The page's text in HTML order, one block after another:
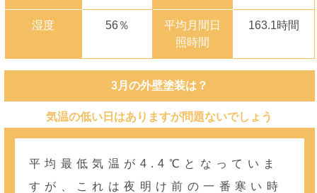
湿度 56％
平均月間日
照時間
163.1時間
3月の外壁塗装は？
気温の低い日はありますが問題ないでしょう
平均最低気温が4.4℃となっていま
すが、これは夜明け前の一番寒い時